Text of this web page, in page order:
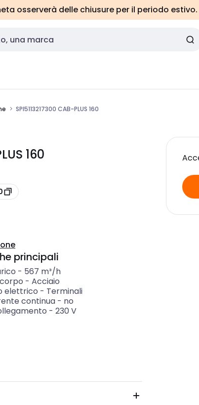
osserverà delle chiusure per il periodo estivo.
SPI5113217300 CAB-PLUS 160
160
principali
- 567 m³/h
- Acciaio
elettrico - Terminali
continua- no
- 230 V